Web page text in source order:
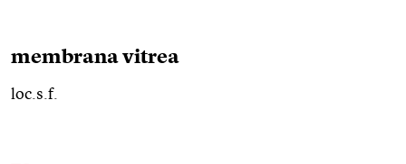
membrana vitrea
loc.s.f.